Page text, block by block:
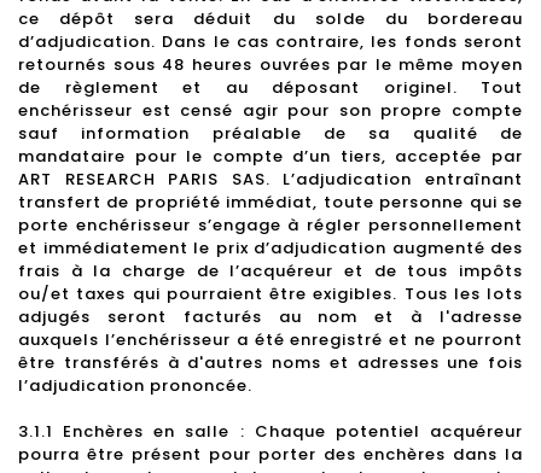
ce dépôt sera déduit du solde du bordereau
d’adjudication. Dans le cas contraire, les fonds seront
retournés sous 48 heures ouvrées par le même moyen
de règlement et au déposant originel. Tout
enchérisseur est censé agir pour son propre compte
sauf information préalable de sa qualité de
mandataire pour le compte d’un tiers, acceptée par
ART RESEARCH PARIS SAS. L’adjudication entraînant
transfert de propriété immédiat, toute personne qui se
porte enchérisseur s’engage à régler personnellement
et immédiatement le prix d’adjudication augmenté des
frais à la charge de l’acquéreur et de tous impôts
ou/et taxes qui pourraient être exigibles. Tous les lots
adjugés seront facturés au nom et à l'adresse
auxquels l’enchérisseur a été enregistré et ne pourront
être transférés à d'autres noms et adresses une fois
l’adjudication prononcée.
3.1.1 Enchères en salle : Chaque potentiel acquéreur
pourra être présent pour porter des enchères dans la